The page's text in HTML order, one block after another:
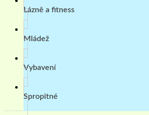
Lázně a fitness
Mládež
Vybavení
Spropitné